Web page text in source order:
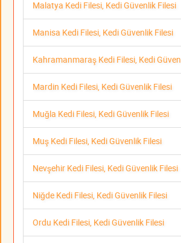
Malatya Kedi Filesi, Kedi Güvenlik Filesi
Manisa Kedi Filesi, Kedi Güvenlik Filesi
Kahramanmaraş Kedi Filesi, Kedi
Mardin Kedi Filesi, Kedi Güvenlik Filesi
Muğla Kedi Filesi, Kedi Güvenlik Filesi
Muş Kedi Filesi, Kedi Güvenlik Filesi
Nevşehir Kedi Filesi, Kedi Güvenlik Filesi
Niğde Kedi Filesi, Kedi Güvenlik Filesi
Ordu Kedi Filesi, Kedi Güvenlik Filesi